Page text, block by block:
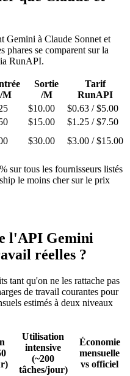
Gemini à Claude Sonnet et
phares se comparent sur la
RunAPI.
/M
Sortie
/M
Tarif
RunAPI
$10.00
$0.63 / $5.00
$15.00
$1.25 / $7.50
$30.00 $3.00 / $15.00
sur tous les fournisseurs listés
le moins cher sur le prix
l'API Gemini
réelles ?
tant qu'on ne les rattache pas
de travail courantes pour
estimés à deux niveaux
Utilisation
intensive
(~200
tâches/jour)
Économie
mensuelle
vs officiel